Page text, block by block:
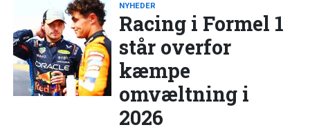
NYHEDER
Racing i Formel 1
står overfor
kæmpe
omvæltning i
2026